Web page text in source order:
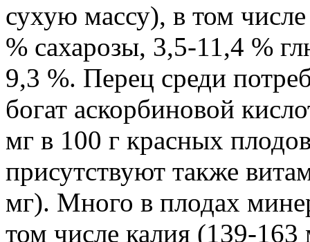
сухую массу), в том
% сахарозы, 3,5-11,4 %
9,3 %. Перец среди
богат аскорбиновой
мг в 100 г красных
присутствуют также
мг). Много в плодах
том числе калия (139-